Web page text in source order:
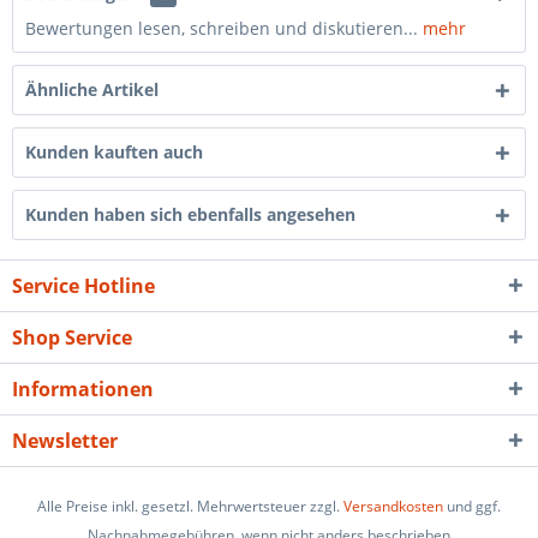
Bewertungen lesen, schreiben und diskutieren... mehr
Ähnliche Artikel
Kunden kauften auch
Kunden haben sich ebenfalls angesehen
Service Hotline
Shop Service
Informationen
Newsletter
Alle Preise inkl. gesetzl. Mehrwertsteuer zzgl.Versandkosten und ggf.